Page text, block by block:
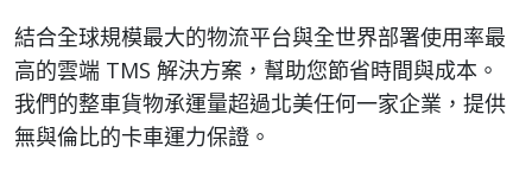
結合全球規模最大的物流平台與全世界部署使用率最
高的雲端 TMS 解決方案，幫助您節省時間與成本。
我們的整車貨物承運量超過北美任何一家企業，提供
無與倫比的卡車運力保證。